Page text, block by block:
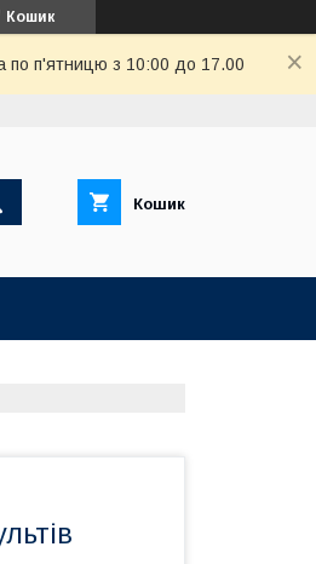
Кошик
по п'ятницю з 10:00 до 17.00
Кошик